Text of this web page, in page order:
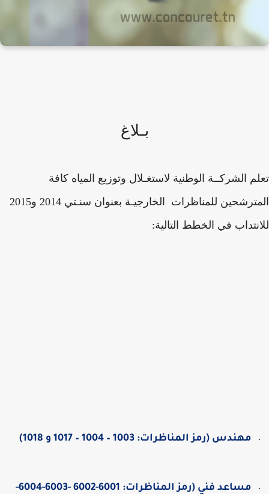
بـلاغ
الشركــة الوطنية لاستغـلال وتوزيع المياه كافة
المترشحين للمناظرات الخارجيـة بعنوان سنـتي 2014 و2015
في الخطط التالية:
مهندس (رمز المناظرات: 1003 – 1004 – 1017 و 1018)
مساعد فني (رمز المناظرات: 6001-6002 -6003-6004-